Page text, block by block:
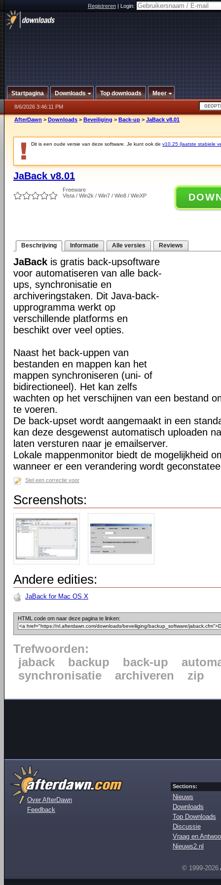
Registreren|Login:
Startpagina Downloads Top downloads Meer
8/6/2026 3:46:11 PM
AfterDawn > Downloads > Beveiliging > Back-up > JaBack v8.01
Dit is een oude versie van deze software. Je kunt ook de v10.25 (laatste stabiele
JaBack v8.01
Freeware
Vista / Win2k / Win7 / Win8 / WinXP
Beschrijving Informatie Alle versies Reviews
JaBack is gratis back-upsoftware
voor automatiseren van alle back-
ups, synchronisatie en
archiveringstaken. Dit Java-back-
upprogramma werkt op
verschillende platforms en
beschikt over veel opties.
Naast het back-uppen van
bestanden en mappen kan het
mappen synchroniseren (uni- of
bidirectioneel). Het kan zelfs
wachten op het verschijnen van een bestand
te voeren.
De back-upset wordt aangemaakt in een
kan deze desgewenst automatisch uploaden
laten versturen naar je emailserver.
Lokale mappenmonitor biedt de mogelijkheid
wanneer er een verandering wordt
Stel een correctie voor
Screenshots:
Andere edities:
JaBack for Mac OS X
HTML code om naar deze pagina te linken:
Trefwoorden:
jaback
backup back-up
synchronisatie
archiveren zip
Over AfterDawn
Feedback
Sections:
Nieuws
Downloads
Top Downloads
Discussie
Vraag en
Nieuws2.nl
© 1999-2026